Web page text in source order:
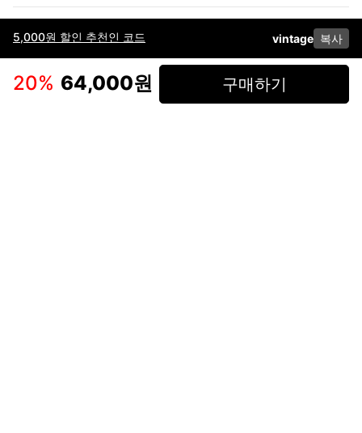
5,000원 할인 추천인 코드 vintage 복사
20% 64,000원 구매하기
이용약관고객센터판매개인정보 처리방침사업자 정보다운로드
인스타그램
페이스북